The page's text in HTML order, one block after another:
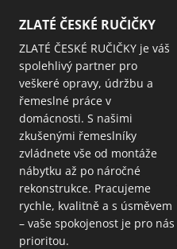
ZLATÉ ČESKÉ RUČIČKY
ZLATÉ ČESKÉ RUČIČKY je váš
spolehlivý partner pro
veškeré opravy, údržbu a
řemeslné práce v
domácnosti. S našimi
zkušenými řemeslníky
zvládnete vše od montáže
nábytku až po náročné
rekonstrukce. Pracujeme
rychle, kvalitně a s úsměvem
– vaše spokojenost je pro nás
prioritou.